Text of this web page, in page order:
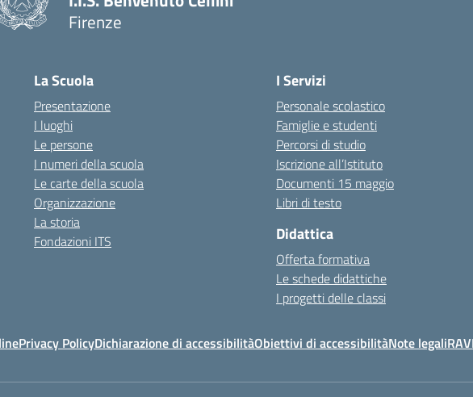
Firenze
La Scuola
Presentazione
I luoghi
Le persone
I numeri della scuola
Le carte della scuola
Organizzazione
La storia
Fondazioni ITS
I Servizi
Personale scolastico
Famiglie e studenti
Percorsi di studio
Iscrizione all’Istituto
Documenti 15 maggio
Libri di testo
Didattica
Offerta formativa
Le schede didattiche
I progetti delle classi
Privacy PolicyDichiarazione di accessibilitàObiettivi di accessibilitàNote legaliRAV